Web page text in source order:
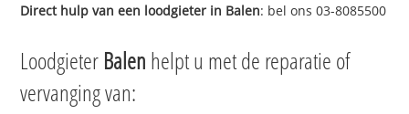
Direct hulp van een loodgieter in Balen: bel ons 03-8085500
Loodgieter Balen helpt u met de reparatie of
vervanging van: